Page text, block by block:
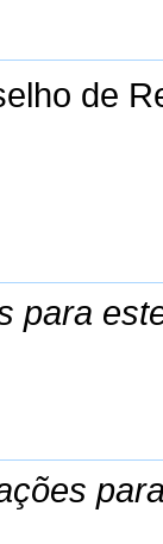
de
para